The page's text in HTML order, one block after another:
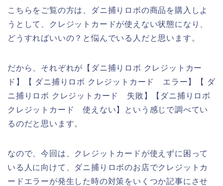
こちらをご覧の方は、ダニ捕りロボの商品を購入しよ
うとして、クレジットカードが使えない状態になり、
どうすればいいの？と悩んでいる人だと思います。
だから、それぞれが【ダニ捕りロボ クレジットカー
ド】【 ダニ捕りロボ クレジットカード エラー】【 ダ
ニ捕りロボ クレジットカード 失敗】【ダニ捕りロボ
クレジットカード 使えない】という感じで調べてい
るのだと思います。
なので、今回は、クレジットカードが使えずに困って
いる人に向けて、ダニ捕りロボのお店でクレジットカ
ードエラーが発生した時の対策をいくつか記事にさせ